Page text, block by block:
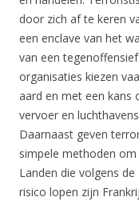
door zich af te keren
een enclave van het
van een
organisaties kiezen
aard en met een kans
vervoer en
Daarnaast geven
simpele methoden
Landen die volgens
risico lopen zijn